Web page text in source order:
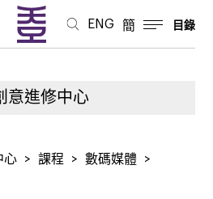
ENG 簡 目錄
意進修中心
心 > 課程 > 數碼媒體
>